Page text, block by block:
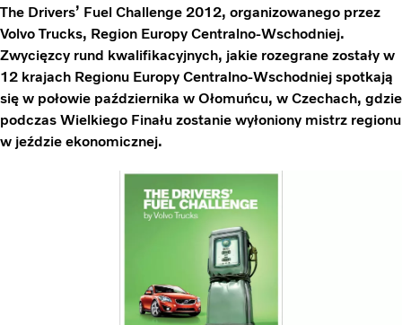
The Drivers’ Fuel Challenge 2012, organizowanego przez
Volvo Trucks, Region Europy Centralno-Wschodniej.
Zwycięzcy rund kwalifikacyjnych, jakie rozegrane zostały w
12 krajach Regionu Europy Centralno-Wschodniej spotkają
się w połowie października w Ołomuńcu, w Czechach, gdzie
podczas Wielkiego Finału zostanie wyłoniony mistrz regionu
w jeździe ekonomicznej.